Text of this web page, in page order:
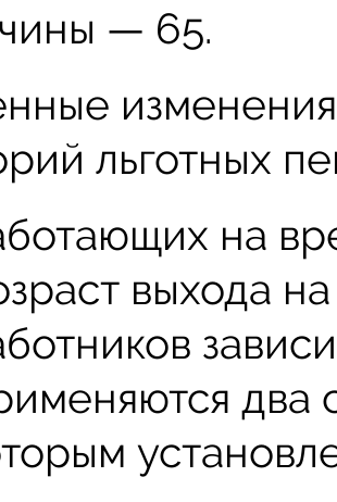
— 65.
льготных
на
выхода
два